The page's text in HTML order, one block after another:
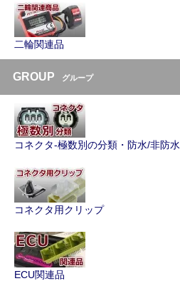
二輪関連品
GROUP グループ
コネクタ-極数別の分類・防水/非防水
コネクタ用クリップ
ECU関連品